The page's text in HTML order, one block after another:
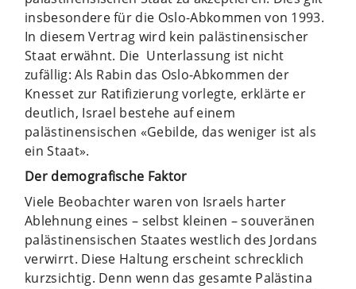
insbesondere für die Oslo-Abkommen von 1993.
In diesem Vertrag wird kein palästinensischer
Staat erwähnt. Die Unterlassung ist nicht
zufällig: Als Rabin das Oslo-Abkommen der
Knesset zur Ratifizierung vorlegte, erklärte er
deutlich, Israel bestehe auf einem
palästinensischen «Gebilde, das weniger ist als
ein Staat».
Der demografische Faktor
Viele Beobachter waren von Israels harter
Ablehnung eines – selbst kleinen – souveränen
palästinensischen Staates westlich des Jordans
verwirrt. Diese Haltung erscheint schrecklich
kurzsichtig. Denn wenn das gesamte Palästina